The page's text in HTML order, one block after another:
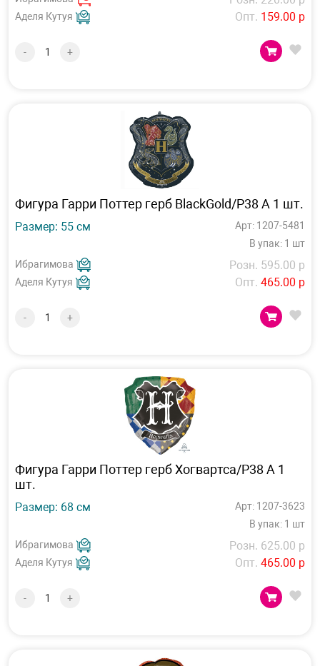
Аделя Кутуя
Опт. 159.00 р
- +
Фигура Гарри Поттер герб BlackGold/P38 А 1 шт.
Размер: 55 см
Арт: 1207-5481
В упак: 1 шт
Ибрагимова
Аделя Кутуя
Розн. 595.00 р
Опт. 465.00 р
- +
Фигура Гарри Поттер герб Хогвартса/P38 А 1
шт.
Размер: 68 см
Арт: 1207-3623
В упак: 1 шт
Ибрагимова
Аделя Кутуя
Розн. 625.00 р
Опт. 465.00 р
- +